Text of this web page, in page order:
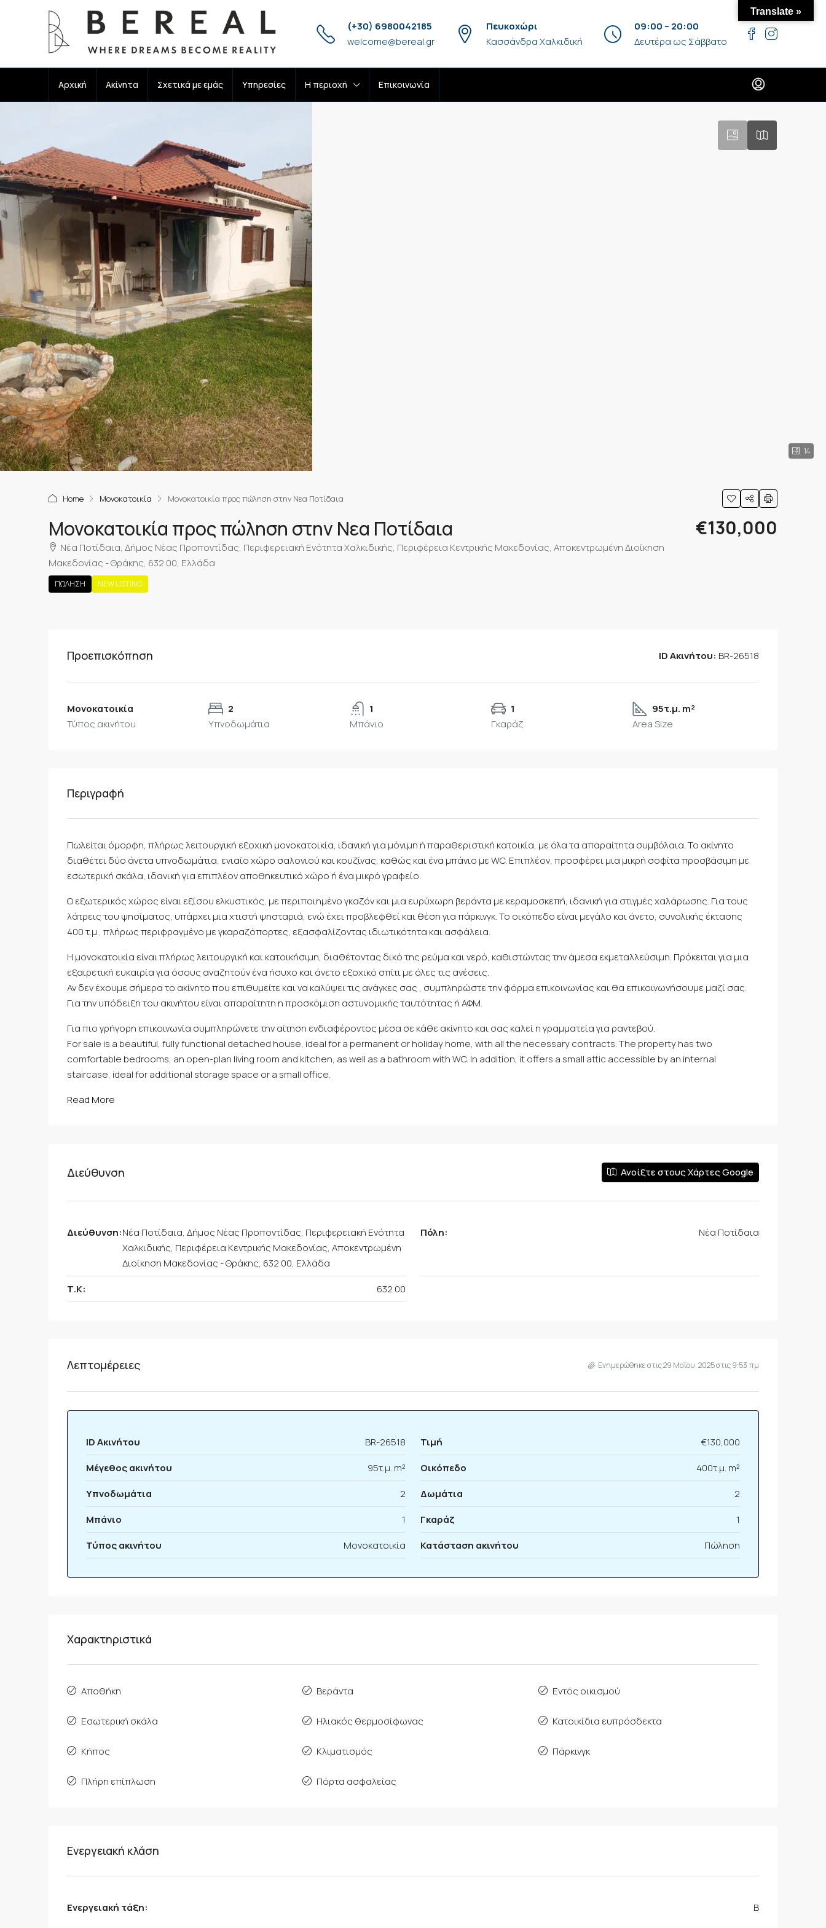
(+30) 6980042185
welcome@bereal.gr
Πευκοχώρι
Κασσάνδρα Χαλκιδική
09:00 – 20:00
Δευτέρα ως Σάββατο
Αρχική Ακίνητα Σχετικά με εμάς Υπηρεσίες H περιοχή Επικοινωνία
14
Home Μονοκατοικία Μονοκατοικία προς πώληση στην Νεα Ποτίδαια
Μονοκατοικία προς πώληση στην Νεα Ποτίδαια
Νέα Ποτίδαια, Δήμος Νέας Προποντίδας, Περιφερειακή Ενότητα Χαλκιδικής, Περιφέρεια Κεντρικής Μακεδονίας, Αποκεντρωμένη Διοίκηση
Μακεδονίας - Θράκης, 632 00, Ελλάδα
ΠΏΛΗΣΗ NEW LISTING
€130,000
Προεπισκόπηση ID Ακινήτου: BR-26518
Μονοκατοικία
Τύπος ακινήτου
2
Υπνοδωμάτια
1
Μπάνιο
1
Γκαράζ
95τ.μ. m²
Area Size
Περιγραφή
Πωλείται όμορφη, πλήρως λειτουργική εξοχική μονοκατοικία, ιδανική για μόνιμη ή παραθεριστική κατοικία, με όλα τα απαραίτητα συμβόλαια. Το ακίνητο
διαθέτει δύο άνετα υπνοδωμάτια, ενιαίο χώρο σαλονιού και κουζίνας, καθώς και ένα μπάνιο με WC. Επιπλέον, προσφέρει μια μικρή σοφίτα προσβάσιμη με
εσωτερική σκάλα, ιδανική για επιπλέον αποθηκευτικό χώρο ή ένα μικρό γραφείο.
Ο εξωτερικός χώρος είναι εξίσου ελκυστικός, με περιποιημένο γκαζόν και μια ευρύχωρη βεράντα με κεραμοσκεπή, ιδανική για στιγμές χαλάρωσης. Για τους
λάτρεις του ψησίματος, υπάρχει μια χτιστή ψησταριά, ενώ έχει προβλεφθεί και θέση για πάρκινγκ. Το οικόπεδο είναι μεγάλο και άνετο, συνολικής έκτασης
400 τ.μ., πλήρως περιφραγμένο με γκαραζόπορτες, εξασφαλίζοντας ιδιωτικότητα και ασφάλεια.
Η μονοκατοικία είναι πλήρως λειτουργική και κατοικήσιμη, διαθέτοντας δικό της ρεύμα και νερό, καθιστώντας την άμεσα εκμεταλλεύσιμη. Πρόκειται για μια
εξαιρετική ευκαιρία για όσους αναζητούν ένα ήσυχο και άνετο εξοχικό σπίτι με όλες τις ανέσεις.
Αν δεν έχουμε σήμερα το ακίνητο που επιθυμείτε και να καλύψει τις ανάγκες σας , συμπληρώστε την φόρμα επικοινωνίας και θα επικοινωνήσουμε μαζί σας.
Για την υπόδειξη του ακινήτου είναι απαραίτητη η προσκόμιση αστυνομικής ταυτότητας ή ΑΦΜ.
Για πιο γρήγορη επικοινωνία συμπληρώνετε την αίτηση ενδιαφέροντος μέσα σε κάθε ακίνητο και σας καλεί η γραμματεία για ραντεβού.
For sale is a beautiful, fully functional detached house, ideal for a permanent or holiday home, with all the necessary contracts. The property has two
comfortable bedrooms, an open-plan living room and kitchen, as well as a bathroom with WC. In addition, it offers a small attic accessible by an internal
staircase, ideal for additional storage space or a small office.
Read More
Διεύθυνση Ανοίξτε στους Χάρτες Google
Διεύθυνση:Νέα Ποτίδαια, Δήμος Νέας Προποντίδας, Περιφερειακή Ενότητα
Χαλκιδικής, Περιφέρεια Κεντρικής Μακεδονίας, Αποκεντρωμένη
Διοίκηση Μακεδονίας - Θράκης, 632 00, Ελλάδα
Πόλη: Νέα Ποτίδαια
Τ.Κ: 632 00
Λεπτομέρειες Ενημερώθηκε στις 29 Μαΐου, 2025 στις 9:53 πμ
ID Ακινήτου BR-26518 Τιμή
€130,000
Μέγεθος ακινήτου
95τ.μ. m² Οικόπεδο
400τ.μ. m²
Υπνοδωμάτια
2 Δωμάτια
2
Μπάνιο
1 Γκαράζ
1
Τύπος ακινήτου
Μονοκατοικία Κατάσταση ακινήτου Πώληση
Χαρακτηριστικά
Αποθήκη Βεράντα Εντός οικισμού
Εσωτερική σκάλα Ηλιακός θερμοσίφωνας Κατοικίδια ευπρόσδεκτα
Κήπος Κλιματισμός Πάρκινγκ
Πλήρη επίπλωση Πόρτα ασφαλείας
Ενεργειακή κλάση
Ενεργειακή τάξη: B
Translate »